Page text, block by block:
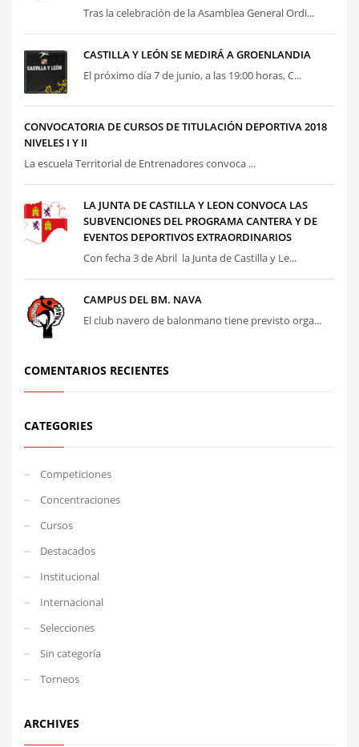
Tras la celebración de la Asamblea General Ordi...
CASTILLA Y LEÓN SE MEDIRÁ A GROENLANDIA
El próximo día 7 de junio, a las 19:00 horas, C...
CONVOCATORIA DE CURSOS DE TITULACIÓN DEPORTIVA 2018
NIVELES I Y II
La escuela Territorial de Entrenadores convoca ...
LA JUNTA DE CASTILLA Y LEON CONVOCA LAS
SUBVENCIONES DEL PROGRAMA CANTERA Y DE
EVENTOS DEPORTIVOS EXTRAORDINARIOS
Con fecha 3 de Abril la Junta de Castilla y Le...
CAMPUS DEL BM. NAVA
El club navero de balonmano tiene previsto orga...
COMENTARIOS RECIENTES
CATEGORIES
Competiciones
Concentraciones
Cursos
Destacados
Institucional
Internacional
Selecciones
Sin categoría
Torneos
ARCHIVES